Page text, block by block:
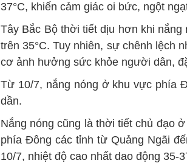
37°C, khiến cảm giác oi bức, ngột
Tây Bắc Bộ thời tiết dịu hơn khi
trên 35°C. Tuy nhiên, sự chênh lệch
cơ ảnh hưởng sức khỏe người dân,
Từ 10/7, nắng nóng ở khu vực phía
dần.
Nắng nóng cũng là thời tiết chủ đạo
phía Đông các tỉnh từ Quảng Ngãi
10/7, nhiệt độ cao nhất dao động 35-